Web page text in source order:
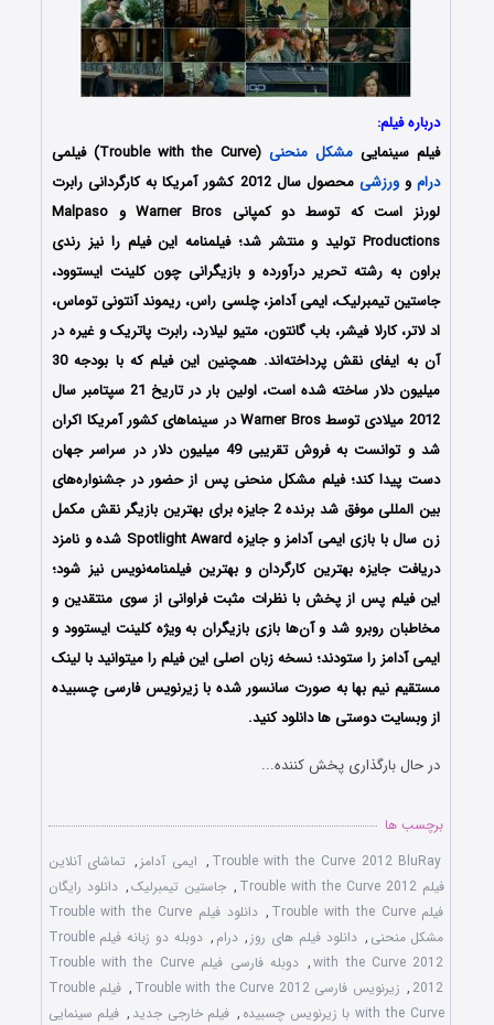
درباره فیلم:
فیلم سینماییمشکل منحنی (Trouble with the Curve) فیلمی
درام وورزشی
محصول سال 2012 کشور آمریکا به کارگردانی رابرت
لورنز است که توسط دو کمپانی Warner Bros و Malpaso
Productions تولید و منتشر شد؛ فیلمنامه این فیلم را نیز رندی
براون به رشته تحریر درآورده و بازیگرانی چون کلینت ایستوود،
جاستین تیمبرلیک، ایمی آدامز، چلسی راس، ریموند آنتونی توماس،
اد لاتر، کارلا فیشر، باب گانتون، متیو لیلارد، رابرت پاتریک و غیره در
آن به ایفای نقش پرداخته‌اند. همچنین این فیلم که با بودجه 30
میلیون دلار ساخته شده است، اولین بار در تاریخ 21 سپتامبر سال
2012 میلادی توسط Warner Bros در سینماهای کشور آمریکا اکران
شد و توانست به فروش تقریبی 49 میلیون دلار در سراسر جهان
دست پیدا کند؛ فیلم مشکل منحنی پس از حضور در جشنواره‌های
بین المللی موفق شد برنده 2 جایزه برای بهترین بازیگر نقش مکمل
زن سال با بازی ایمی آدامز و جایزه Spotlight Award شده و نامزد
دریافت جایزه بهترین کارگردان و بهترین فیلمنامه‌نویس نیز شود؛
این فیلم پس از پخش با نظرات مثبت فراوانی از سوی منتقدین و
مخاطبان روبرو شد و آن‌ها بازی بازیگران به ویژه کلینت ایستوود و
ایمی آدامز را ستودند؛ نسخه زبان اصلی این فیلم را میتوانید با لینک
مستقیم نیم بها به صورت سانسور شده با زیرنویس فارسی چسبیده
از وبسایت دوستی ها دانلود کنید.
در حال بارگذاری پخش کننده...
برچسب ها
Trouble with the Curve 2012 BluRay
, ایمی آدامز , تماشای آنلاین
فیلم Trouble with the Curve 2012
, جاستین تیمبرلیک, دانلود رایگان
فیلم Trouble with the Curve
,
دانلود فیلم Trouble with the Curve
مشکل منحنی , دانلود فیلم های روز , درام ,
دوبله دو زبانه فیلم Trouble
with the Curve 2012
,
دوبله فارسی فیلم Trouble with the Curve
2012
, زیرنویس فارسی Trouble with the Curve 2012 ,
فیلم Trouble
with the Curve با زیرنویس چسبیده
, فیلم خارجی جدید , فیلم سینمایی